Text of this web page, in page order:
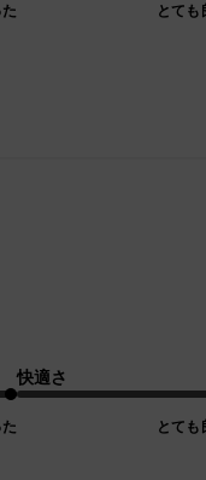
とても
快適さ
とても